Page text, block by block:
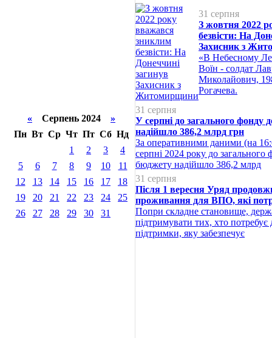
« Серпень 2024 »
Пн Вт Ср Чт Пт Сб Нд
1
2 3
4
5
6 7 8 9 10
11
12
13 14 15 16 17
18
19
20 21 22 23 24
25
26
27 28 29 30 31
31 серпня
З жовтня 2022
безвісти: На
Захисник з
«В Небесному
Воїн - солдат
Миколайович,
Рогачева.
31 серпня
У серпні до загального фонду
надійшло 386,2 млрд грн
За оперативними даними (на
серпні 2024 року до
бюджету надійшло 386,2 млрд
31 серпня
Після 1 вересня Уряд
проживання для ВПО, які
Попри складне становище,
підтримувати тих, хто
підтримки, яку забезпечує